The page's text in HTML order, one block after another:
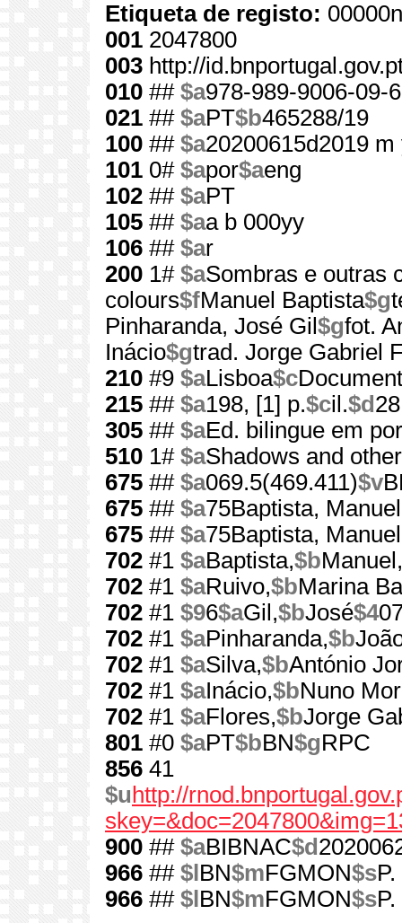
Etiqueta de registo:
001 2047800
003 http://
010 ## $a978-989-9006-09-6
021 ## $aPT$b465288/19
100 ## $a20200615d2019
101 0# $apor$aeng
102 ## $aPT
105 ## $aa b 000yy
106 ## $ar
200 1# $aSombras e outras
colours$fManuel Baptista$g
Pinharanda, José Gil $gfot.
Inácio$gtrad. Jorge Gabriel
210 #9 $aLisboa$c
215 ## $a198, [1] p.$cil.$d
305 ## $aEd. bilingue em
510 1# $aShadows and
675 ## $a069.5(469.411)$v
675 ## $a75Baptista,
675 ## $a75Baptista,
702 #1 $aBaptista,$bManuel,
702 #1 $aRuivo,$bMarina
702 #1 $96$aGil,$bJosé$4
702 #1 $aPinharanda,$b
702 #1 $aSilva,$bAntónio
702 #1 $aInácio,$bNuno
702 #1 $aFlores,$bJorge
801 #0 $aPT$bBN$gRPC
856 41
$u http://
900 ## $aBIBNAC$d
966 ## $l BN$mFGMON$s
966 ## $l BN$mFGMON$s